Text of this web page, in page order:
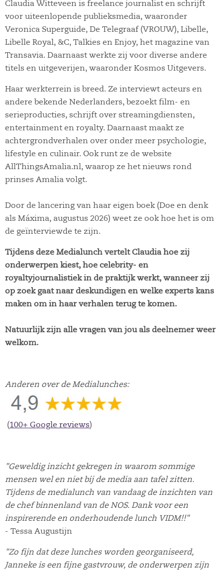
Claudia Witteveen is freelance journalist en schrijft
voor uiteenlopende publieksmedia, waaronder
Veronica Superguide, De Telegraaf (VROUW), Libelle,
Libelle Royal, &C, Talkies en Enjoy, het magazine van
Transavia. Daarnaast werkte zij voor diverse andere
titels en uitgeverijen, waaronder Kosmos Uitgevers.
Haar werkterrein is breed. Ze interviewt acteurs en
andere bekende Nederlanders, bezoekt film- en
serieproducties, schrijft over streamingdiensten,
entertainment en royalty. Daarnaast maakt ze
achtergrondverhalen over onder meer psychologie,
lifestyle en culinair. Ook runt ze de website
AllThingsAmalia.nl, waarop ze het nieuws rond
prinses Amalia volgt.
Door de lancering van haar eigen boek (Doe en denk
als Máxima, augustus 2026) weet ze ook hoe het is om
de geïnterviewde te zijn.
Tijdens deze Medialunch vertelt Claudia hoe zij
onderwerpen kiest, hoe celebrity- en
royaltyjournalistiek in de praktijk werkt, wanneer zij
op zoek gaat naar deskundigen en welke experts kans
maken om in haar verhalen terug te komen.
Natuurlijk zijn alle vragen van jou als deelnemer weer
welkom.
Anderen over de Medialunches:
(100+ Google reviews)
"Geweldig inzicht gekregen in waarom sommige
mensen wel en niet bij de media aan tafel zitten.
Tijdens de medialunch van vandaag de inzichten van
de chef binnenland van de NOS. Dank voor een
inspirerende en onderhoudende lunch VIDM!!"
- Tessa Augustijn
"Zo fijn dat deze lunches worden georganiseerd,
Janneke is een fijne gastvrouw, de onderwerpen zijn